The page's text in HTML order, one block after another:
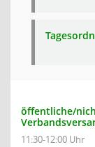
öffentliche/
11:30-12:00 Uhr